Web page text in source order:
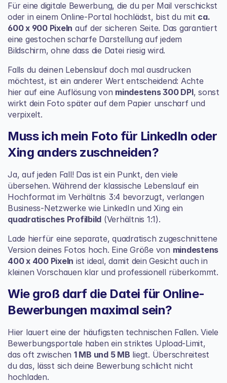
Für eine digitale Bewerbung, die du per Mail verschickst
oder in einem Online-Portal hochlädst, bist du mit ca.
600 x 900 Pixeln auf der sicheren Seite. Das garantiert
eine gestochen scharfe Darstellung auf jedem
Bildschirm, ohne dass die Datei riesig wird.
Falls du deinen Lebenslauf doch mal ausdrucken
möchtest, ist ein anderer Wert entscheidend: Achte
hier auf eine Auflösung von mindestens 300 DPI, sonst
wirkt dein Foto später auf dem Papier unscharf und
verpixelt.
Muss ich mein Foto für LinkedIn oder
Xing anders zuschneiden?
Ja, auf jeden Fall! Das ist ein Punkt, den viele
übersehen. Während der klassische Lebenslauf ein
Hochformat im Verhältnis 3:4 bevorzugt, verlangen
Business-Netzwerke wie LinkedIn und Xing
quadratisches Profilbild (Verhältnis 1:1).
Lade hierfür eine separate, quadratisch zugeschnittene
Version deines Fotos hoch. Eine Größe von mindestens
400 x 400 Pixeln ist ideal, damit dein Gesicht auch in
kleinen Vorschauen klar und professionell rüberkommt.
Wie groß darf die Datei für Online-
Bewerbungen maximal sein?
Hier lauert eine der häufigsten technischen Fallen. Viele
Bewerbungsportale haben ein striktes Upload-Limit,
das oft zwischen 1 MB und 5 MB liegt. Überschreitest
du das, lässt sich deine Bewerbung schlicht nicht
hochladen.